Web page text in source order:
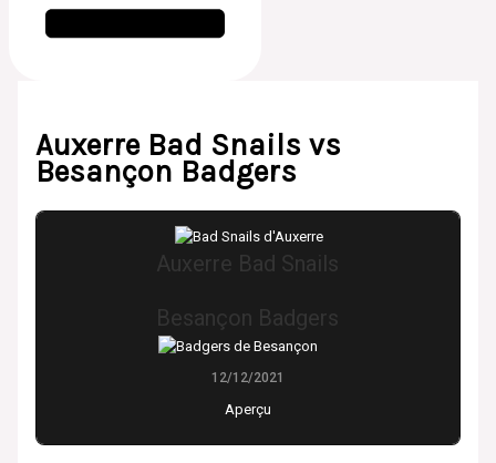
Auxerre Bad Snails vs
Besançon Badgers
Auxerre Bad Snails
Besançon Badgers
12/12/2021
Aperçu